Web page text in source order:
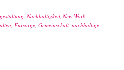
, Nachhaltigkeit, New Work
, Fürsorge, Gemeinschaft, nachhaltige